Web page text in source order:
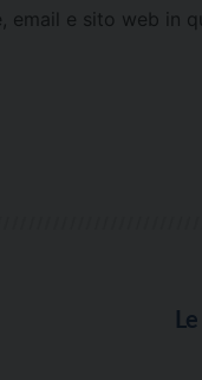
email e sito web in